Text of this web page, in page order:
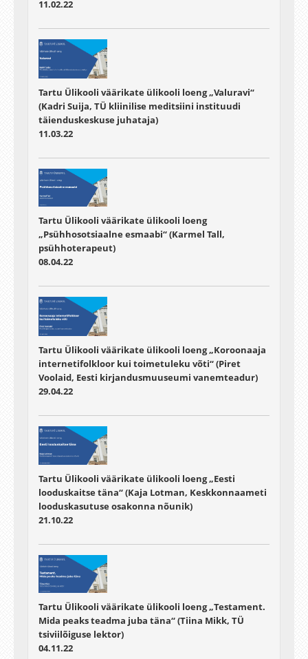
11.02.22
Tartu Ülikooli väärikate ülikooli loeng „Valuravi“
(Kadri Suija, TÜ kliinilise meditsiini instituudi
täienduskeskuse juhataja)
11.03.22
Tartu Ülikooli väärikate ülikooli loeng
„Psühhosotsiaalne esmaabi“ (Karmel Tall,
psühhoterapeut)
08.04.22
Tartu Ülikooli väärikate ülikooli loeng „Koroonaaja
internetifolkloor kui toimetuleku võti“ (Piret
Voolaid, Eesti kirjandusmuuseumi vanemteadur)
29.04.22
Tartu Ülikooli väärikate ülikooli loeng „Eesti
looduskaitse täna“ (Kaja Lotman, Keskkonnaameti
looduskasutuse osakonna nõunik)
21.10.22
Tartu Ülikooli väärikate ülikooli loeng „Testament.
Mida peaks teadma juba täna“ (Tiina Mikk, TÜ
tsiviilõiguse lektor)
04.11.22